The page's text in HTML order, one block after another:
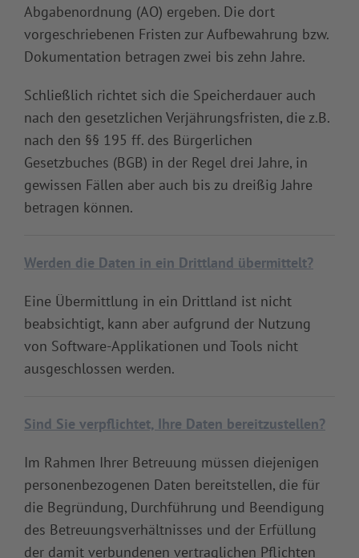
Abgabenordnung (AO) ergeben. Die dort
vorgeschriebenen Fristen zur Aufbewahrung bzw.
Dokumentation betragen zwei bis zehn Jahre.
Schließlich richtet sich die Speicherdauer auch
nach den gesetzlichen Verjährungsfristen, die z.B.
nach den §§ 195 ff. des Bürgerlichen
Gesetzbuches (BGB) in der Regel drei Jahre, in
gewissen Fällen aber auch bis zu dreißig Jahre
betragen können.
Werden die Daten in ein Drittland übermittelt?
Eine Übermittlung in ein Drittland ist nicht
beabsichtigt, kann aber aufgrund der Nutzung
von Software-Applikationen und Tools nicht
ausgeschlossen werden.
Sind Sie verpflichtet, Ihre Daten bereitzustellen?
Im Rahmen Ihrer Betreuung müssen diejenigen
personenbezogenen Daten bereitstellen, die für
die Begründung, Durchführung und Beendigung
des Betreuungsverhältnisses und der Erfüllung
der damit verbundenen vertraglichen Pflichten